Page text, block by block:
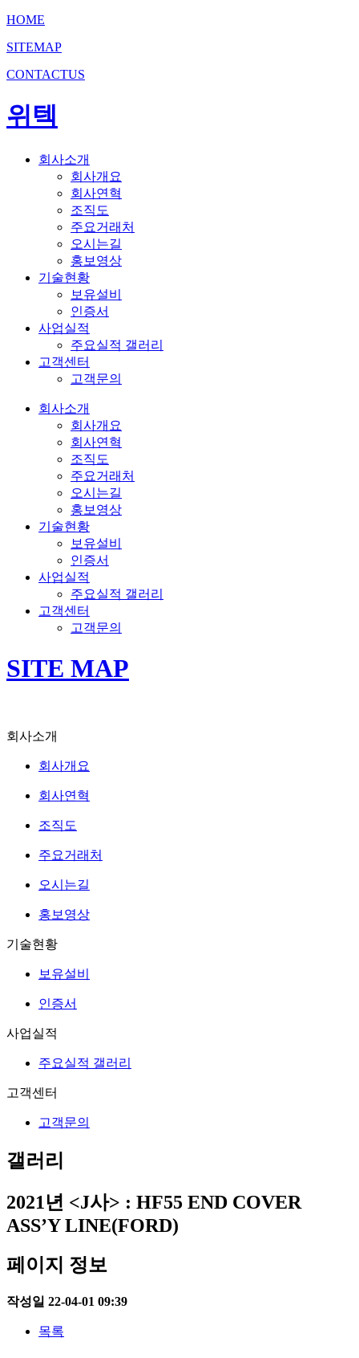
HOME
SITEMAP
CONTACTUS
위텍
회사소개
회사개요
회사연혁
조직도
주요거래처
오시는길
홍보영상
기술현황
보유설비
인증서
사업실적
주요실적 갤러리
고객센터
고객문의
회사소개
회사개요
회사연혁
조직도
주요거래처
오시는길
홍보영상
기술현황
보유설비
인증서
사업실적
주요실적 갤러리
고객센터
고객문의
SITE MAP
회사소개
회사개요
회사연혁
조직도
주요거래처
오시는길
홍보영상
기술현황
보유설비
인증서
사업실적
주요실적 갤러리
고객센터
고객문의
갤러리
2021년 <J사> : HF55 END COVER
ASS’Y LINE(FORD)
페이지 정보
작성일 22-04-01 09:39
목록